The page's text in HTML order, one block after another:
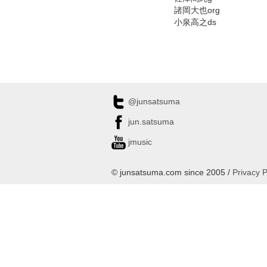
諸岡大也org
小泉高之ds
@junsatsuma
jun.satsuma
jmusic
© junsatsuma.com since 2005 / Privacy